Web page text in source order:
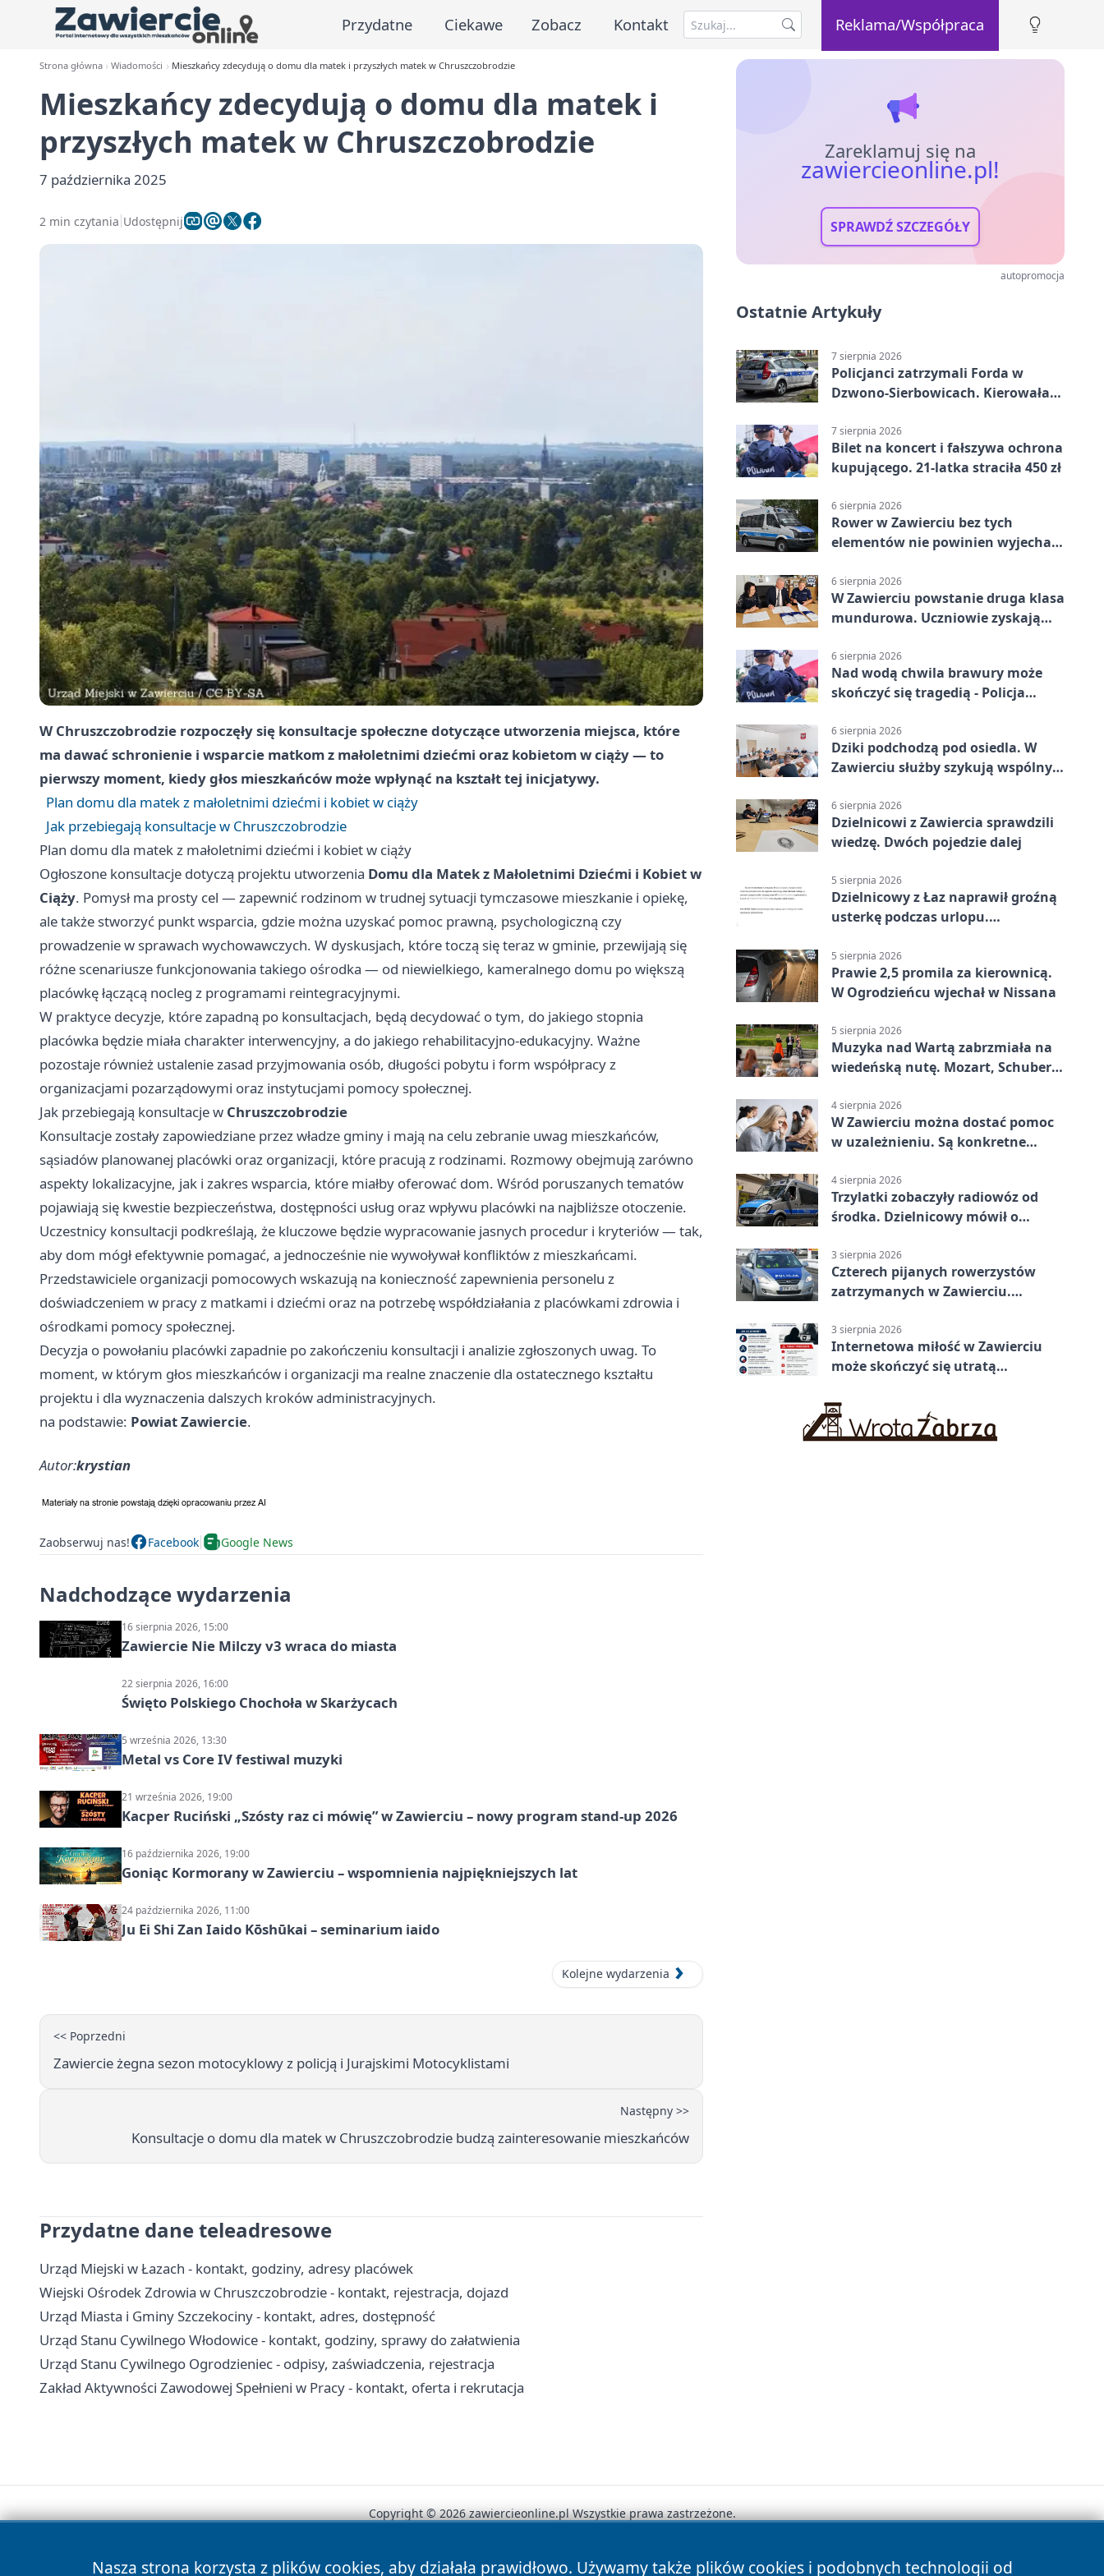
Przydatne Ciekawe Zobacz Kontakt Reklama/Współpraca
Strona główna Wiadomości Mieszkańcy zdecydują o domu dla matek i przyszłych matek w Chruszczobrodzie
Mieszkańcy zdecydują o domu dla matek i
przyszłych matek w Chruszczobrodzie
7 października 2025
2 min czytania Udostępnij
W Chruszczobrodzie rozpoczęły się konsultacje społeczne dotyczące utworzenia miejsca, które
ma dawać schronienie i wsparcie matkom z małoletnimi dziećmi oraz kobietom w ciąży — to
pierwszy moment, kiedy głos mieszkańców może wpłynąć na kształt tej inicjatywy.
Plan domu dla matek z małoletnimi dziećmi i kobiet w ciąży
Jak przebiegają konsultacje w Chruszczobrodzie
Plan domu dla matek z małoletnimi dziećmi i kobiet w ciąży
Ogłoszone konsultacje dotyczą projektu utworzenia Domu dla Matek z Małoletnimi Dziećmi i Kobiet w
Ciąży. Pomysł ma prosty cel — zapewnić rodzinom w trudnej sytuacji tymczasowe mieszkanie i opiekę,
ale także stworzyć punkt wsparcia, gdzie można uzyskać pomoc prawną, psychologiczną czy
prowadzenie w sprawach wychowawczych. W dyskusjach, które toczą się teraz w gminie, przewijają się
różne scenariusze funkcjonowania takiego ośrodka — od niewielkiego, kameralnego domu po większą
placówkę łączącą nocleg z programami reintegracyjnymi.
W praktyce decyzje, które zapadną po konsultacjach, będą decydować o tym, do jakiego stopnia
placówka będzie miała charakter interwencyjny, a do jakiego rehabilitacyjno‑edukacyjny. Ważne
pozostaje również ustalenie zasad przyjmowania osób, długości pobytu i form współpracy z
organizacjami pozarządowymi oraz instytucjami pomocy społecznej.
Jak przebiegają konsultacje w Chruszczobrodzie
Konsultacje zostały zapowiedziane przez władze gminy i mają na celu zebranie uwag mieszkańców,
sąsiadów planowanej placówki oraz organizacji, które pracują z rodzinami. Rozmowy obejmują zarówno
aspekty lokalizacyjne, jak i zakres wsparcia, które miałby oferować dom. Wśród poruszanych tematów
pojawiają się kwestie bezpieczeństwa, dostępności usług oraz wpływu placówki na najbliższe otoczenie.
Uczestnicy konsultacji podkreślają, że kluczowe będzie wypracowanie jasnych procedur i kryteriów — tak,
aby dom mógł efektywnie pomagać, a jednocześnie nie wywoływał konfliktów z mieszkańcami.
Przedstawiciele organizacji pomocowych wskazują na konieczność zapewnienia personelu z
doświadczeniem w pracy z matkami i dziećmi oraz na potrzebę współdziałania z placówkami zdrowia i
ośrodkami pomocy społecznej.
Decyzja o powołaniu placówki zapadnie po zakończeniu konsultacji i analizie zgłoszonych uwag. To
moment, w którym głos mieszkańców i organizacji ma realne znaczenie dla ostatecznego kształtu
projektu i dla wyznaczenia dalszych kroków administracyjnych.
na podstawie: Powiat Zawiercie.
Autor:krystian
Zaobserwuj nas! Facebook Google News
Nadchodzące wydarzenia
16 sierpnia 2026, 15:00
Zawiercie Nie Milczy v3 wraca do miasta
22 sierpnia 2026, 16:00
Święto Polskiego Chochoła w Skarżycach
5 września 2026, 13:30
Metal vs Core IV festiwal muzyki
21 września 2026, 19:00
Kacper Ruciński „Szósty raz ci mówię” w Zawierciu – nowy program stand-up 2026
16 października 2026, 19:00
Goniąc Kormorany w Zawierciu – wspomnienia najpiękniejszych lat
24 października 2026, 11:00
Ju Ei Shi Zan Iaido Kōshūkai – seminarium iaido
Kolejne wydarzenia
<< Poprzedni
Zawiercie żegna sezon motocyklowy z policją i Jurajskimi Motocyklistami
Następny >>
Konsultacje o domu dla matek w Chruszczobrodzie budzą zainteresowanie mieszkańców
Przydatne dane teleadresowe
Urząd Miejski w Łazach - kontakt, godziny, adresy placówek
Wiejski Ośrodek Zdrowia w Chruszczobrodzie - kontakt, rejestracja, dojazd
Urząd Miasta i Gminy Szczekociny - kontakt, adres, dostępność
Urząd Stanu Cywilnego Włodowice - kontakt, godziny, sprawy do załatwienia
Urząd Stanu Cywilnego Ogrodzieniec - odpisy, zaświadczenia, rejestracja
Zakład Aktywności Zawodowej Spełnieni w Pracy - kontakt, oferta i rekrutacja
Zareklamuj się na
zawiercieonline.pl!
SPRAWDŹ SZCZEGÓŁY
autopromocja
Ostatnie Artykuły
7 sierpnia 2026
Policjanci zatrzymali Forda w
Dzwono-Sierbowicach. Kierowała
7 sierpnia 2026
Bilet na koncert i fałszywa ochrona
kupującego. 21-latka straciła 450 zł
6 sierpnia 2026
Rower w Zawierciu bez tych
elementów nie powinien wyjechać
6 sierpnia 2026
W Zawierciu powstanie druga klasa
mundurowa. Uczniowie zyskają
6 sierpnia 2026
Nad wodą chwila brawury może
skończyć się tragedią - Policja
6 sierpnia 2026
Dziki podchodzą pod osiedla. W
Zawierciu służby szykują wspólny
6 sierpnia 2026
Dzielnicowi z Zawiercia sprawdzili
wiedzę. Dwóch pojedzie dalej
5 sierpnia 2026
Dzielnicowy z Łaz naprawił groźną
usterkę podczas urlopu.
5 sierpnia 2026
Prawie 2,5 promila za kierownicą.
W Ogrodzieńcu wjechał w Nissana
5 sierpnia 2026
Muzyka nad Wartą zabrzmiała na
wiedeńską nutę. Mozart, Schubert i
4 sierpnia 2026
W Zawierciu można dostać pomoc
w uzależnieniu. Są konkretne
4 sierpnia 2026
Trzylatki zobaczyły radiowóz od
środka. Dzielnicowy mówił o
3 sierpnia 2026
Czterech pijanych rowerzystów
zatrzymanych w Zawierciu.
promila
3 sierpnia 2026
Internetowa miłość w Zawierciu
może skończyć się utratą
Nasza strona korzysta z plików cookies, aby działała prawidłowo. Używamy także plików cookies i podobnych technologii od
Copyright © 2026 zawiercieonline.pl Wszystkie prawa zastrzeżone.
News Autorzy Polityka Prywatności Polityka Cookies